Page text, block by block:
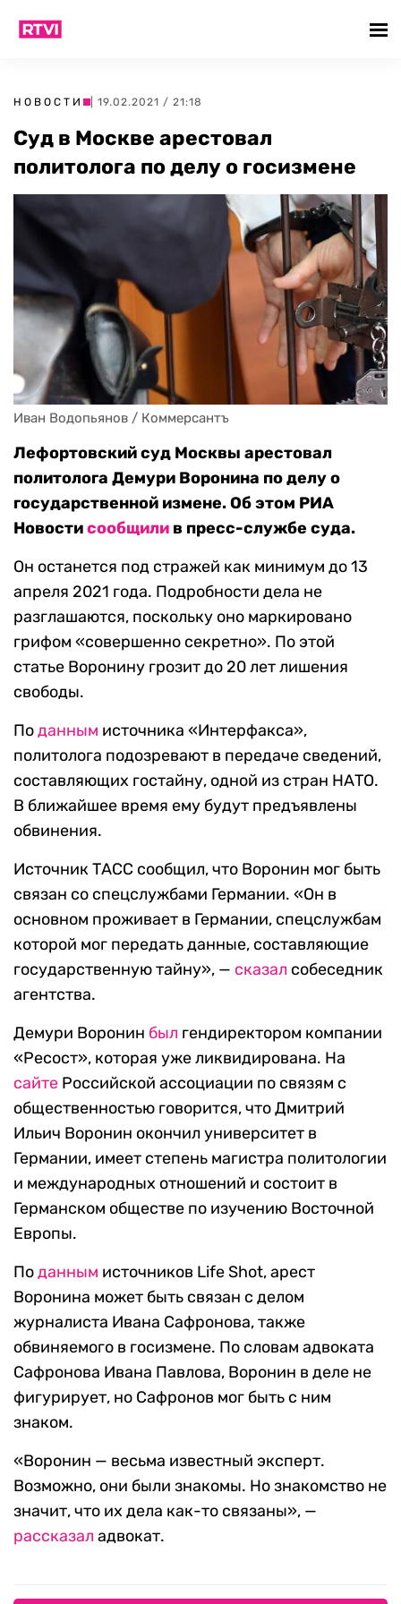
НОВОСТИ | 19.02.2021 / 21:18
Суд в Москве арестовал
политолога по делу о госизмене
Иван Водопьянов / Коммерсантъ
Лефортовский суд Москвы арестовал
политолога Демури Воронина по делу о
государственной измене. Об этом РИА
Новостисообщили в пресс-службе суда.
Он останется под стражей как минимум до 13
апреля 2021 года. Подробности дела не
разглашаются, поскольку оно маркировано
грифом «совершенно секретно». По этой
статье Воронину грозит до 20 лет лишения
свободы.
Поданным источника «Интерфакса»,
политолога подозревают в передаче сведений,
составляющих гостайну, одной из стран НАТО.
В ближайшее время ему будут предъявлены
обвинения.
Источник ТАСС сообщил, что Воронин мог быть
связан со спецслужбами Германии. «Он в
основном проживает в Германии, спецслужбам
которой мог передать данные, составляющие
государственную тайну», — сказал собеседник
агентства.
Демури Воронин был гендиректором компании
«Ресост», которая уже ликвидирована. На
сайте Российской ассоциации по связям с
общественностью говорится, что Дмитрий
Ильич Воронин окончил университет в
Германии, имеет степень магистра политологии
и международных отношений и состоит в
Германском обществе по изучению Восточной
Европы.
Поданным источников Life Shot, арест
Воронина может быть связан с делом
журналиста Ивана Сафронова, также
обвиняемого в госизмене. По словам адвоката
Сафронова Ивана Павлова, Воронин в деле не
фигурирует, но Сафронов мог быть с ним
знаком.
«Воронин — весьма известный эксперт.
Возможно, они были знакомы. Но знакомство не
значит, что их дела как-то связаны», —
рассказал адвокат.